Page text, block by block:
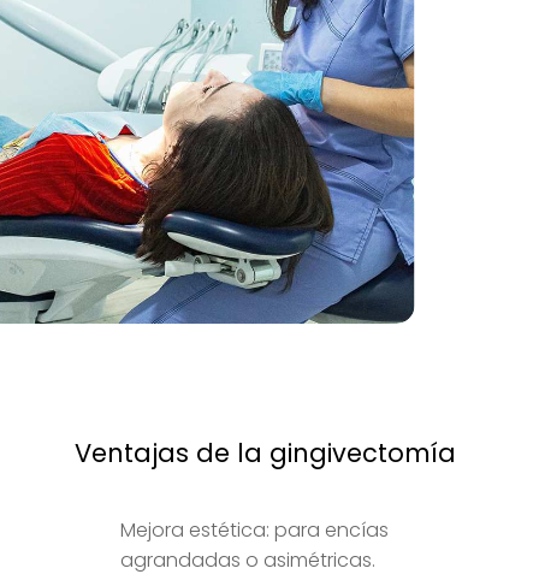
Ventajas de la gingivectomía
Mejora estética: para encías
agrandadas o asimétricas.